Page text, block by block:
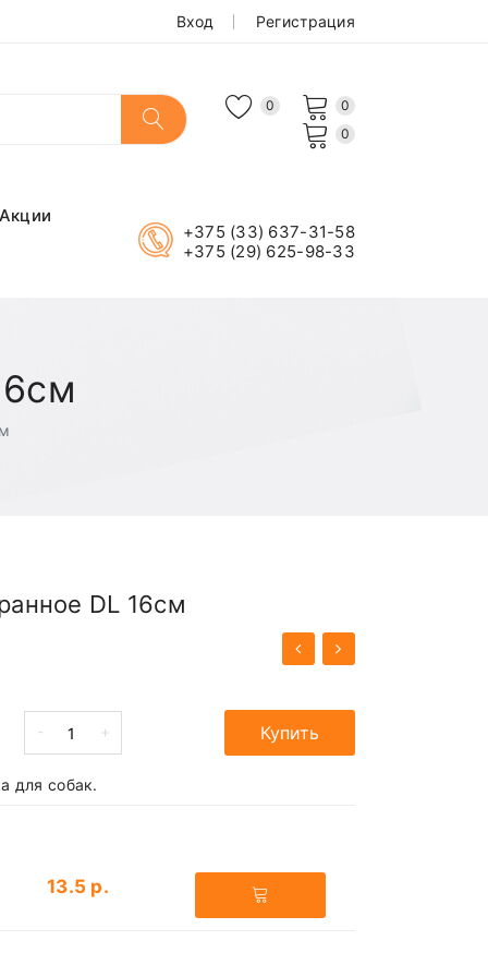
Вход Регистрация
0
0
0
+375 (33) 637-31-58
+375 (29) 625-98-33
DL 16см
- + Купить
для собак.
13.5 р.